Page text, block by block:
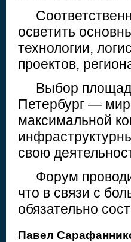
осветить
технологии,
проектов,
Выбор
Петербург —
максимальной
свою
Форум
что в связи с
обязательно
Павел